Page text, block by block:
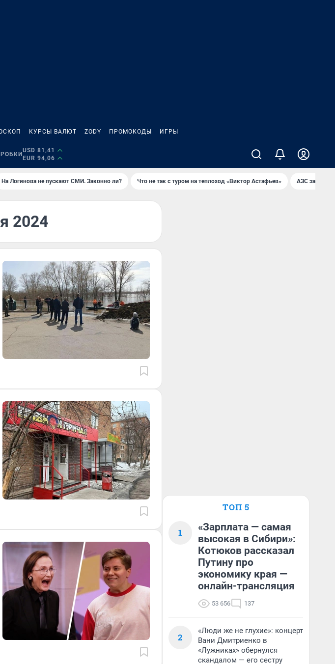
КУРСЫ ВАЛЮТ ZODY ПРОМОКОДЫ ИГРЫ
USD 81,41
EUR 94,06
На Логинова не пускают СМИ. Законно ли? Что не так с туром на теплоход «Виктор Астафьев» AЗС
2024
ТОП 5
1
«Зарплата — самая
высокая в Сибири»:
Котюков рассказал
Путину про
экономику края —
онлайн-трансляция
53 656 137
2
«Люди же не глухие»: концерт
Вани Дмитриенко в
«Лужниках» обернулся
скандалом — его сестру